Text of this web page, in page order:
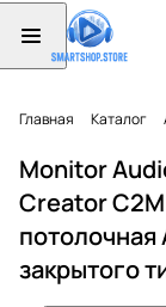
Главная Каталог
Monitor
Creator C2M
потолочная
закрытого